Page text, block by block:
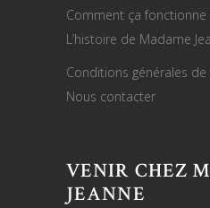
Comment ça fonctionne
L’histoire de Madame
Conditions générales de
Nous contacter
VENIR CHEZ
JEANNE